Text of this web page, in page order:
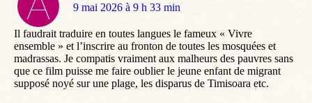
dit
9 mai 2026 à 9 h 33 min
Il faudrait traduire en toutes langues le fameux « Vivre
ensemble » et l’inscrire au fronton de toutes les mosquées et
madrassas. Je compatis vraiment aux malheurs des pauvres sans
que ce film puisse me faire oublier le jeune enfant de migrant
supposé noyé sur une plage, les disparus de Timisoara etc.